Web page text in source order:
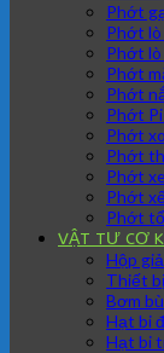
Phớt
Phớt lò
Phớt lò
Phớt
Phớt
Phớt
Phớt
Phớt
Phớt
Phớt
Phớt
VẬT TƯ CƠ
Hộp
Thiết
Bơm
Hạt bi
Hạt bi